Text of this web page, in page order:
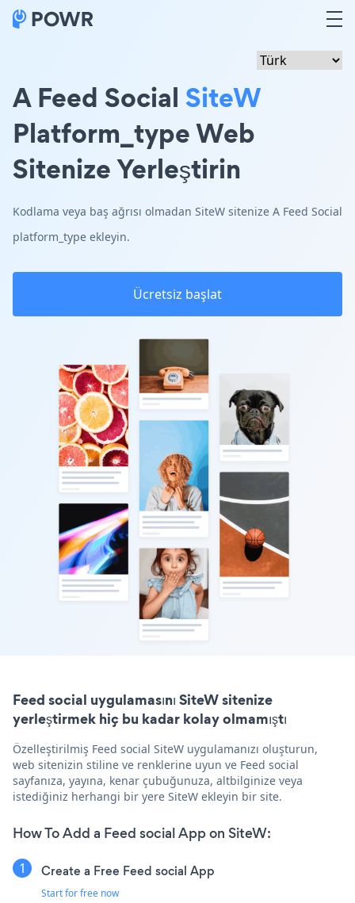
A Feed Social SiteW
Platform_type Web
Sitenize Yerleştirin
Kodlama veya baş ağrısı olmadan SiteW sitenize A Feed Social
platform_type ekleyin.
Ücretsiz başlat
Feed social uygulamasını SiteW sitenize
yerleştirmek hiç bu kadar kolay olmamıştı
Özelleştirilmiş Feed social SiteW uygulamanızı oluşturun,
web sitenizin stiline ve renklerine uyun ve Feed social
sayfanıza, yayına, kenar çubuğunuza, altbilginize veya
istediğiniz herhangi bir yere SiteW ekleyin bir site.
How To Add a Feed social App on SiteW:
Create a Free Feed social App
Start for free now